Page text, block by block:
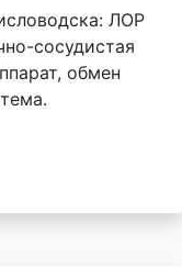
ЛОР
сосудистая
обмен